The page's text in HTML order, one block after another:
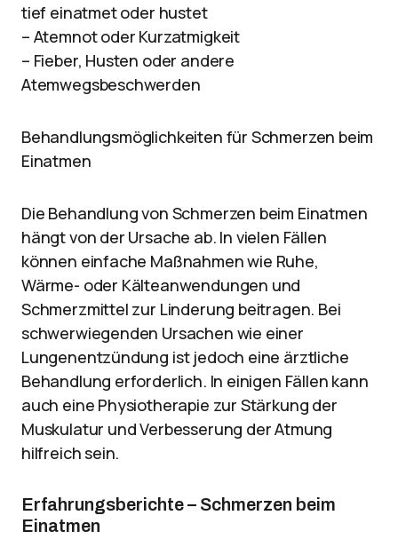
tief einatmet oder hustet
– Atemnot oder Kurzatmigkeit
– Fieber, Husten oder andere
Atemwegsbeschwerden
Behandlungsmöglichkeiten für Schmerzen beim
Einatmen
Die Behandlung von Schmerzen beim Einatmen
hängt von der Ursache ab. In vielen Fällen
können einfache Maßnahmen wie Ruhe,
Wärme- oder Kälteanwendungen und
Schmerzmittel zur Linderung beitragen. Bei
schwerwiegenden Ursachen wie einer
Lungenentzündung ist jedoch eine ärztliche
Behandlung erforderlich. In einigen Fällen kann
auch eine Physiotherapie zur Stärkung der
Muskulatur und Verbesserung der Atmung
hilfreich sein.
Erfahrungsberichte – Schmerzen beim
Einatmen